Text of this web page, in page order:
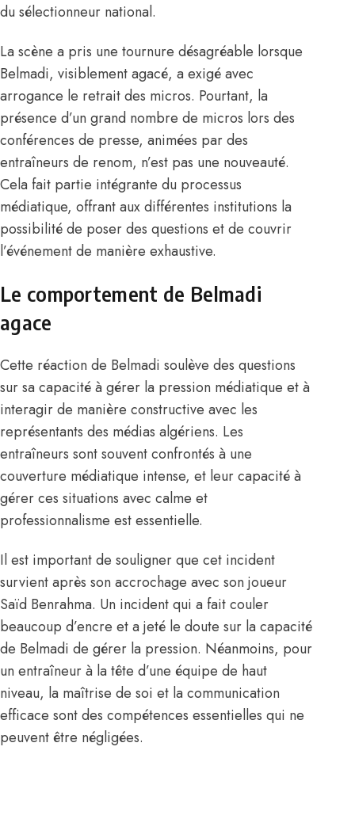
du sélectionneur national.
La scène a pris une tournure désagréable lorsque
Belmadi, visiblement agacé, a exigé avec
arrogance le retrait des micros. Pourtant, la
présence d’un grand nombre de micros lors des
conférences de presse, animées par des
entraîneurs de renom, n’est pas une nouveauté.
Cela fait partie intégrante du processus
médiatique, offrant aux différentes institutions la
possibilité de poser des questions et de couvrir
l’événement de manière exhaustive.
Le comportement de Belmadi
agace
Cette réaction de Belmadi soulève des questions
sur sa capacité à gérer la pression médiatique et à
interagir de manière constructive avec les
représentants des médias algériens. Les
entraîneurs sont souvent confrontés à une
couverture médiatique intense, et leur capacité à
gérer ces situations avec calme et
professionnalisme est essentielle.
Il est important de souligner que cet incident
survient après son accrochage avec son joueur
Saïd Benrahma. Un incident qui a fait couler
beaucoup d’encre et a jeté le doute sur la capacité
de Belmadi de gérer la pression. Néanmoins, pour
un entraîneur à la tête d’une équipe de haut
niveau, la maîtrise de soi et la communication
efficace sont des compétences essentielles qui ne
peuvent être négligées.